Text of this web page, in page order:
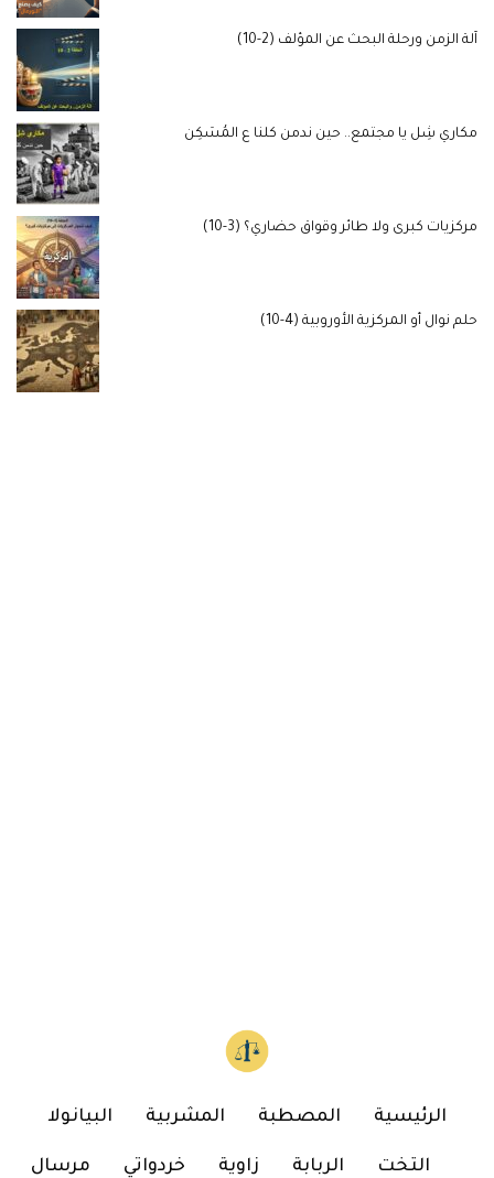
آلة الزمن ورحلة البحث عن المؤلف (2-10)
مكاري شِل يا مجتمع.. حين ندمن كلنا ع المُسَكِن
مركزيات كبرى ولا طائر وقواق حضاري؟ (3-10)
حلم نوال أو المركزية الأوروبية (4-10)
الرئيسية المصطبة المشربية البيانولا
التخت الربابة زاوية خردواتي مرسال